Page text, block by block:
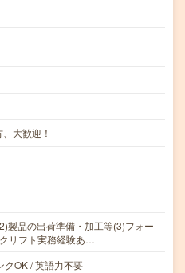
大歓迎！
製品の出荷準備・加工等(3)フォー
リフト実務経験あ…
クOK / 英語力不要